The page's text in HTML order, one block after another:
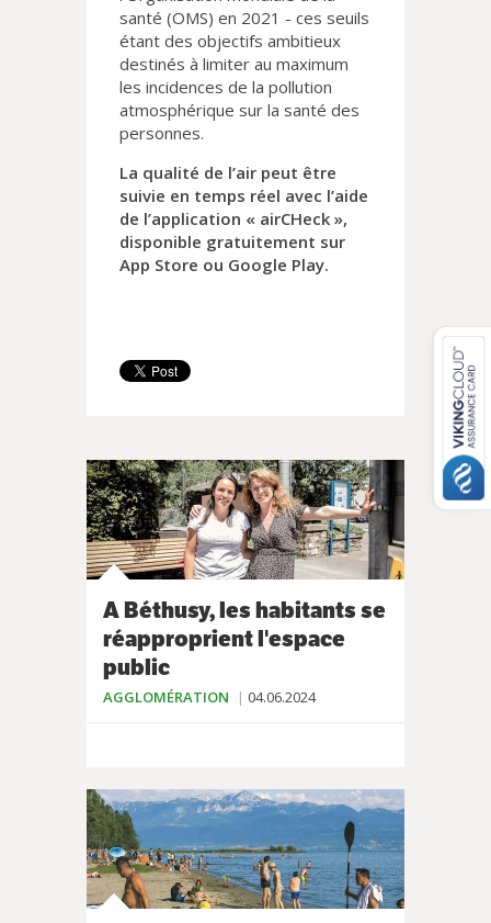
santé (OMS) en 2021 - ces seuils
étant des objectifs ambitieux
destinés à limiter au maximum
les incidences de la pollution
atmosphérique sur la santé des
personnes.
La qualité de l’air peut être
suivie en temps réel avec l’aide
de l’application « airCHeck »,
disponible gratuitement sur
App Store ou Google Play.
A Béthusy, les habitants se
réapproprient l'espace
public
AGGLOMÉRATION 04.06.2024